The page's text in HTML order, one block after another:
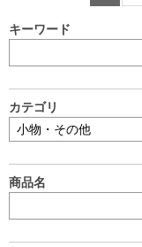
キーワード
カテゴリ
商品名